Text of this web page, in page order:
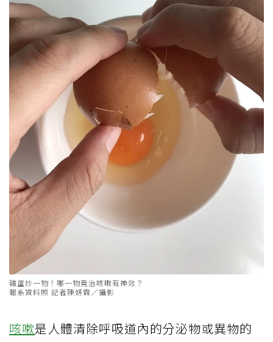
雞蛋炒一物！哪一物竟治咳嗽有神效？
報系資料照 記者陳妍霖／攝影
咳嗽是人體清除呼吸道內的分泌物或異物的